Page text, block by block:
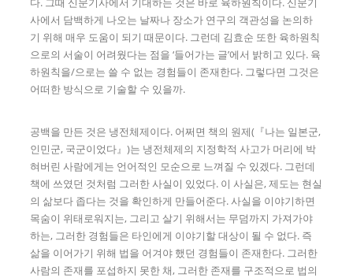
사에서 담백하게 나오는 날짜나 장소가 연구의 객관성을 논의하
기 위해 매우 도움이 되기 때문이다. 그런데 김효순 또한 육하원칙
으로의 서술이 어려웠다는 점을 ‘들어가는 글’에서 밝히고 있다. 육
하원칙을/으로는 쓸 수 없는 경험들이 존재한다. 그렇다면 그것은
어떠한 방식으로 기술할 수 있을까.
공백을 만든 것은 냉전체제이다. 어쩌면 책의 원제(『나는 일본군,
인민군, 국군이었다』)는 냉전체제의 지정학적 사고가 머리에 박
혀버린 사람에게는 언어적인 모순으로 느껴질 수 있겠다. 그런데
책에 쓰였던 것처럼 그러한 사실이 있었다. 이 사실은, 제도는 현실
의 삶보다 좁다는 것을 확인하게 만들어준다. 사실을 이야기하면
목숨이 위태로워지는, 그리고 살기 위해서는 무덤까지 가져가야
하는, 그러한 경험들은 타인에게 이야기할 대상이 될 수 없다. 즉
삶을 이어가기 위해 법을 어겨야 했던 경험들이 존재한다. 그러한
사람의 존재를 포섭하지 못한 채, 그러한 존재를 구조적으로 법의